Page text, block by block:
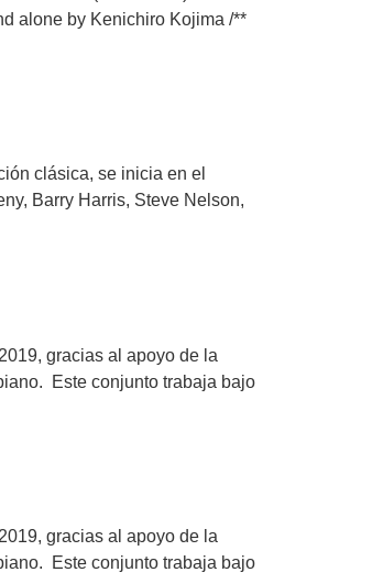
alone by Kenichiro Kojima /**
clásica, se inicia en el
Barry Harris, Steve Nelson,
gracias al apoyo de la
Este conjunto trabaja bajo
gracias al apoyo de la
Este conjunto trabaja bajo